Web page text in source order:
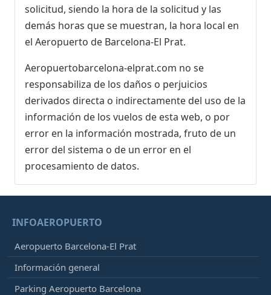
solicitud, siendo la hora de la solicitud y las
demás horas que se muestran, la hora local en
el Aeropuerto de Barcelona-El Prat.
Aeropuertobarcelona-elprat.com no se
responsabiliza de los daños o perjuicios
derivados directa o indirectamente del uso de la
información de los vuelos de esta web, o por
error en la información mostrada, fruto de un
error del sistema o de un error en el
procesamiento de datos.
INFOAEROPUERTO
Aeropuerto Barcelona-El Prat
Información general
Parking Aeropuerto Barcelona